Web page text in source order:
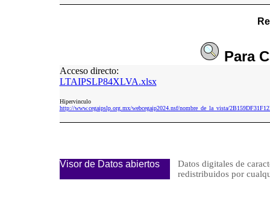
Para
Acceso directo:
LTAIPSLP84XLVA.xlsx
Hipervinculo
http://www.cegaipslp.org.mx/webcegaip2024.nsf/nombre_de_la_vista/
Visor de Datos abiertos
Datos digitales de
redistribuidos por